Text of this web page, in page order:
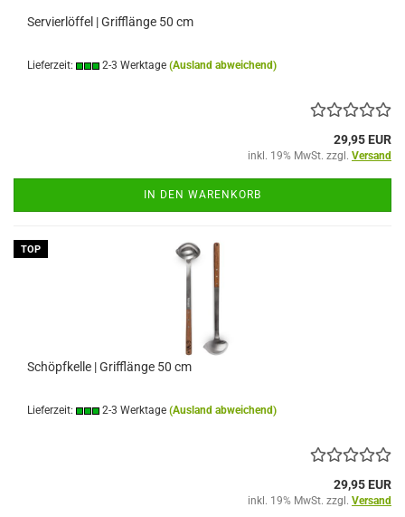
Servierlöffel | Grifflänge 50 cm
Lieferzeit: 2-3 Werktage (Ausland abweichend)
29,95 EUR
inkl. 19% MwSt. zzgl. Versand
IN DEN WARENKORB
TOP
Schöpfkelle | Grifflänge 50 cm
Lieferzeit: 2-3 Werktage (Ausland abweichend)
29,95 EUR
inkl. 19% MwSt. zzgl. Versand